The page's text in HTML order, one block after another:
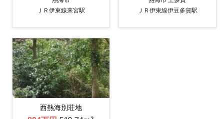
ＪＲ伊東線来宮駅
ＪＲ伊東線伊豆多賀駅
西熱海別荘地